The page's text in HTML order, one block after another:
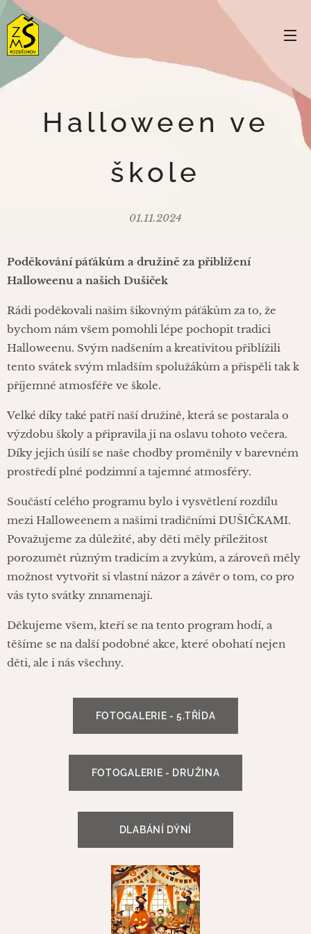
Halloween ve
škole
01.11.2024
Poděkování páťákům a družině za přiblížení
Halloweenu a našich Dušiček
Rádi poděkovali našim šikovným páťákům za to, že
bychom nám všem pomohli lépe pochopit tradici
Halloweenu. Svým nadšením a kreativitou přiblížili
tento svátek svým mladším spolužákům a přispěli tak k
příjemné atmosféře ve škole.
Velké díky také patří naší družině, která se postarala o
výzdobu školy a připravila ji na oslavu tohoto večera.
Díky jejich úsilí se naše chodby proměnily v barevném
prostředí plné podzimní a tajemné atmosféry.
Součástí celého programu bylo i vysvětlení rozdílu
mezi Halloweenem a našimi tradičními DUŠIČKAMI.
Považujeme za důležité, aby děti měly příležitost
porozumět různým tradicím a zvykům, a zároveň měly
možnost vytvořit si vlastní názor a závěr o tom, co pro
vás tyto svátky znnamenají.
Děkujeme všem, kteří se na tento program hodí, a
těšíme se na další podobné akce, které obohatí nejen
děti, ale i nás všechny. ❤️
FOTOGALERIE - 5.TŘÍDA
FOTOGALERIE - DRUŽINA
DLABÁNÍ DÝNÍ